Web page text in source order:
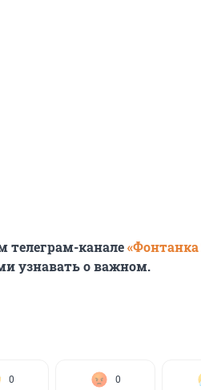
телеграм-канале«Фонтанка
узнавать о важном.
0 0